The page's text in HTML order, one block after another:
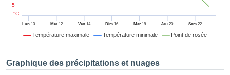
les
Température maximale Température minimale Point de rosée
Lun 10 Mer12 Ven14 Dim 16 Mar18 Jeu 20 Sam22
5
°C
Graphique des précipitations et nuages